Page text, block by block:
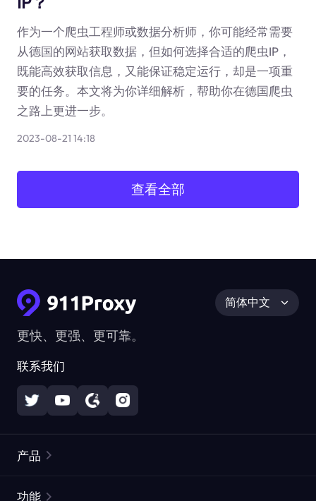
作为一个爬虫工程师或数据分析师，你可能经常需要
从德国的网站获取数据，但如何选择合适的爬虫IP，
既能高效获取信息，又能保证稳定运行，却是一项重
要的任务。本文将为你详细解析，帮助你在德国爬虫
之路上更进一步。
2023-08-21 14:18
查看全部
更快、更强、更可靠。
联系我们
简体中文
产品
功能